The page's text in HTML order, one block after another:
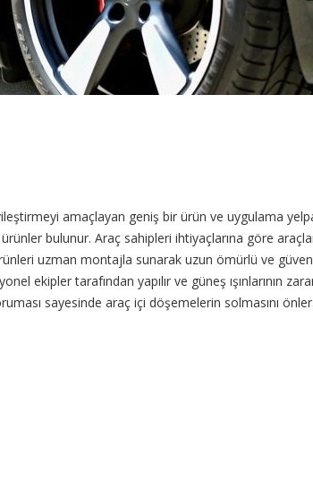
amaçlayan geniş bir ürün ve uygulama
bulunur. Araç sahipleri ihtiyaçlarına göre
uzman montajla sunarak uzun ömürlü ve
ekipler tarafından yapılır ve güneş ışınlarının
sayesinde araç içi döşemelerin solmasını